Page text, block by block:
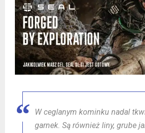
W ceglanym kominku nadal
garnek. Są również liny, grube